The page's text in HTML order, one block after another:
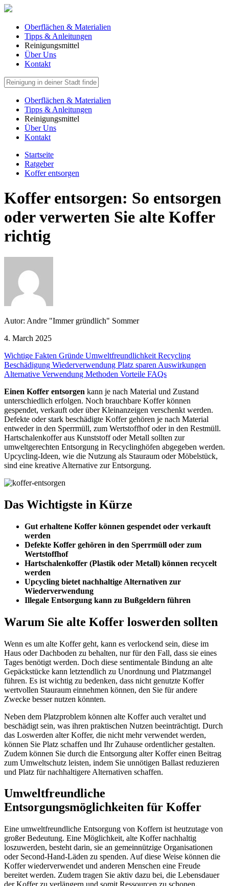
Oberflächen & Materialien
Tipps & Anleitungen
Reinigungsmittel
Über Uns
Kontakt
Oberflächen & Materialien
Tipps & Anleitungen
Reinigungsmittel
Über Uns
Kontakt
Startseite
Ratgeber
Koffer entsorgen
Koffer entsorgen: So entsorgen
oder verwerten Sie alte Koffer
richtig
Autor: Andre "Immer gründlich" Sommer
4. March 2025
Wichtige Fakten Gründe Umweltfreundlichkeit Recycling
Beschädigung Wiederverwendung Platz sparen Auswirkungen
Alternative Verwendung Methoden Vorteile FAQs
Einen Koffer entsorgen kann je nach Material und Zustand
unterschiedlich erfolgen. Noch brauchbare Koffer können
gespendet, verkauft oder über Kleinanzeigen verschenkt werden.
Defekte oder stark beschädigte Koffer gehören je nach Material
entweder in den Sperrmüll, zum Wertstoffhof oder in den Restmüll.
Hartschalenkoffer aus Kunststoff oder Metall sollten zur
umweltgerechten Entsorgung in Recyclinghöfen abgegeben werden.
Upcycling-Ideen, wie die Nutzung als Stauraum oder Möbelstück,
sind eine kreative Alternative zur Entsorgung.
Das Wichtigste in Kürze
Gut erhaltene Koffer können gespendet oder verkauft
werden
Defekte Koffer gehören in den Sperrmüll oder zum
Wertstoffhof
Hartschalenkoffer (Plastik oder Metall) können recycelt
werden
Upcycling bietet nachhaltige Alternativen zur
Wiederverwendung
Illegale Entsorgung kann zu Bußgeldern führen
Warum Sie alte Koffer loswerden sollten
Wenn es um alte Koffer geht, kann es verlockend sein, diese im
Haus oder Dachboden zu behalten, nur für den Fall, dass sie eines
Tages benötigt werden. Doch diese sentimentale Bindung an alte
Gepäckstücke kann letztendlich zu Unordnung und Platzmangel
führen. Es ist wichtig zu bedenken, dass nicht genutzte Koffer
wertvollen Stauraum einnehmen können, den Sie für andere
Zwecke besser nutzen könnten.
Neben dem Platzproblem können alte Koffer auch veraltet und
beschädigt sein, was ihren praktischen Nutzen beeinträchtigt. Durch
das Loswerden alter Koffer, die nicht mehr verwendet werden,
können Sie Platz schaffen und Ihr Zuhause ordentlicher gestalten.
Zudem können Sie durch die Entsorgung alter Koffer einen Beitrag
zum Umweltschutz leisten, indem Sie unnötigen Ballast reduzieren
und Platz für nachhaltigere Alternativen schaffen.
Umweltfreundliche
Entsorgungsmöglichkeiten für Koffer
Eine umweltfreundliche Entsorgung von Koffern ist heutzutage von
großer Bedeutung. Eine Möglichkeit, alte Koffer nachhaltig
loszuwerden, besteht darin, sie an gemeinnützige Organisationen
oder Second-Hand-Läden zu spenden. Auf diese Weise können die
Koffer wiederverwendet und anderen Menschen eine Freude
bereitet werden. Zudem tragen Sie aktiv dazu bei, die Lebensdauer